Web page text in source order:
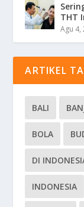
THT
Agu 4,
ARTIKEL
BALI
BOLA
DI
INDONESIA